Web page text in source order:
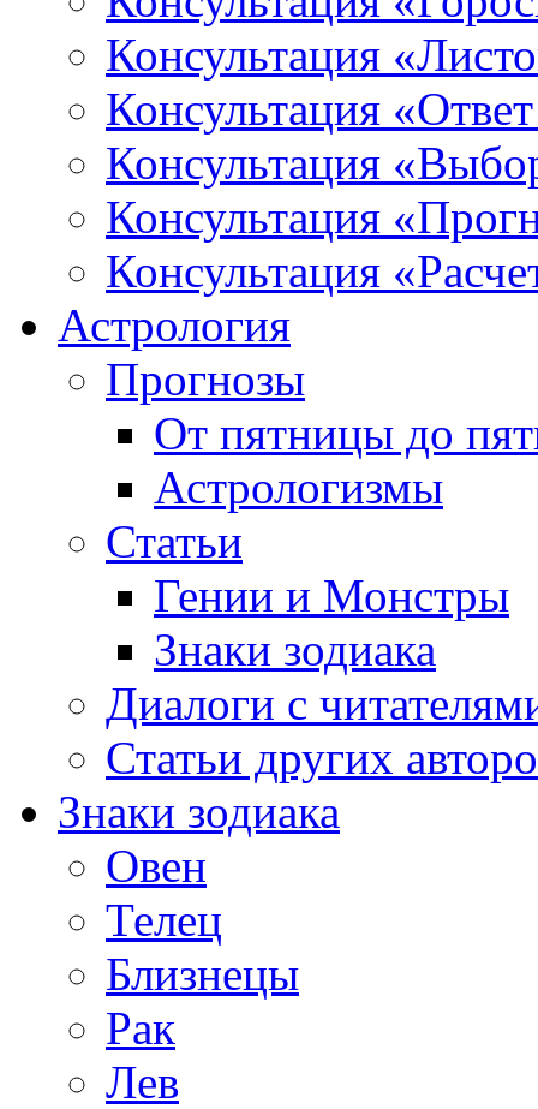
Консультация
Консультация
Консультация
Консультация
Консультация
Астрология
Прогнозы
От пятницы до
Астрологизмы
Статьи
Гении и Монстры
Знаки зодиака
Диалоги с
Статьи других
Знаки зодиака
Овен
Телец
Близнецы
Рак
Лев